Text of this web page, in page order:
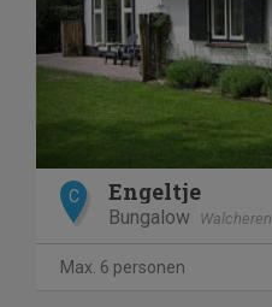
C Engeltje
Bungalow Walcheren
Max. 6 personen